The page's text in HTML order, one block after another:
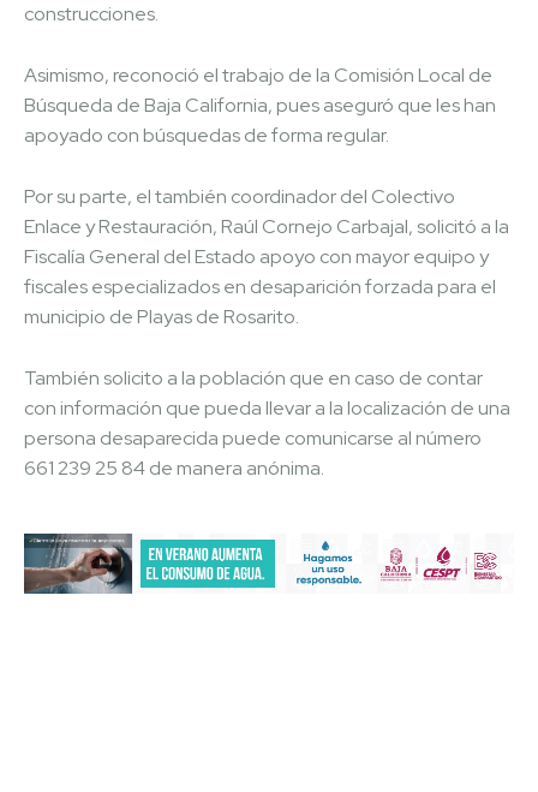
construcciones.
Asimismo, reconoció el trabajo de la Comisión Local de
Búsqueda de Baja California, pues aseguró que les han
apoyado con búsquedas de forma regular.
Por su parte, el también coordinador del Colectivo
Enlace y Restauración, Raúl Cornejo Carbajal, solicitó a la
Fiscalía General del Estado apoyo con mayor equipo y
fiscales especializados en desaparición forzada para el
municipio de Playas de Rosarito.
También solicito a la población que en caso de contar
con información que pueda llevar a la localización de una
persona desaparecida puede comunicarse al número
661 239 25 84 de manera anónima.